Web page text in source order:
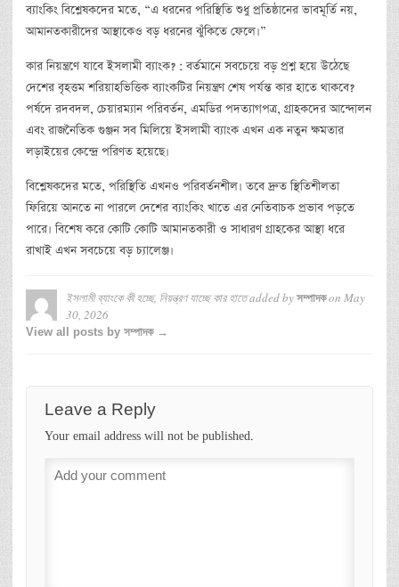
ব্যাংকিং বিশ্লেষকদের মতে, “এ ধরনের পরিস্থিতি শুধু প্রতিষ্ঠানের ভাবমূর্তি নয়,
আমানতকারীদের আস্থাকেও বড় ধরনের ঝুঁকিতে ফেলে।”
কার নিয়ন্ত্রণে যাবে ইসলামী ব্যাংক? : বর্তমানে সবচেয়ে বড় প্রশ্ন হয়ে উঠেছে
দেশের বৃহত্তম শরিয়াহভিত্তিক ব্যাংকটির নিয়ন্ত্রণ শেষ পর্যন্ত কার হাতে থাকবে?
পর্ষদে রদবদল, চেয়ারম্যান পরিবর্তন, এমডির পদত্যাগপত্র, গ্রাহকদের আন্দোলন
এবং রাজনৈতিক গুঞ্জন সব মিলিয়ে ইসলামী ব্যাংক এখন এক নতুন ক্ষমতার
লড়াইয়ের কেন্দ্রে পরিণত হয়েছে।
বিশ্লেষকদের মতে, পরিস্থিতি এখনও পরিবর্তনশীল। তবে দ্রুত স্থিতিশীলতা
ফিরিয়ে আনতে না পারলে দেশের ব্যাংকিং খাতে এর নেতিবাচক প্রভাব পড়তে
পারে। বিশেষ করে কোটি কোটি আমানতকারী ও সাধারণ গ্রাহকের আস্থা ধরে
রাখাই এখন সবচেয়ে বড় চ্যালেঞ্জ।
ইসলামী ব্যাংকে কী হচ্ছে, নিয়ন্ত্রণ যাচ্ছে কার হাতেadded by সম্পাদকon May
30, 2026
View all posts by সম্পাদক →
Leave a Reply
Your email address will not be published.